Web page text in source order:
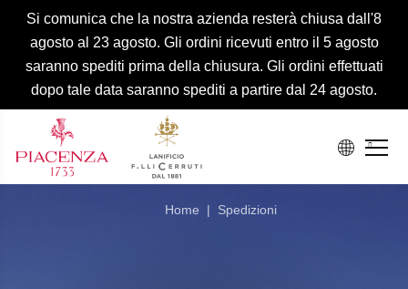
Si comunica che la nostra azienda resterà chiusa dall'8
agosto al 23 agosto. Gli ordini ricevuti entro il 5 agosto
saranno spediti prima della chiusura. Gli ordini effettuati
dopo tale data saranno spediti a partire dal 24 agosto.
Home | Spedizioni